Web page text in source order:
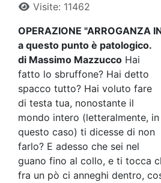
Visite: 11462
OPERAZIONE "ARROGANZA
a questo punto è patologico.
di Massimo Mazzucco Hai
fatto lo sbruffone? Hai detto
spacco tutto? Hai voluto fare
di testa tua, nonostante il
mondo intero (letteralmente, in
questo caso) ti dicesse di non
farlo? E adesso che sei nel
guano fino al collo, e ti tocca
fra un pò ci anneghi dentro,